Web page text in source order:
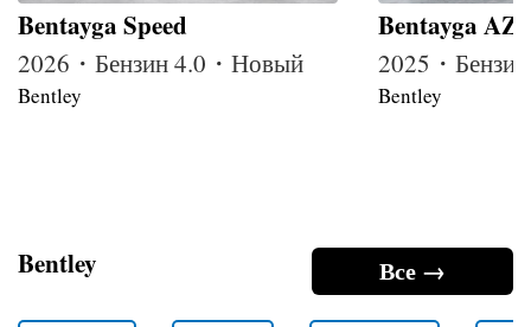
Bentayga Speed
2026・Бензин 4.0・Новый
Bentley
Bentayga
2025・
Bentley
Все →
Bentley